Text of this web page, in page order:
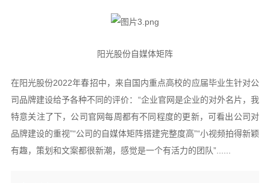
阳光股份自媒体矩阵
在阳光股份2022年春招中，来自国内重点高校的应届毕业生针对公
司品牌建设给予各种不同的评价：“企业官网是企业的对外名片，我
特意关注了下，公司官网每周都有不同程度的更新，可看出公司对
品牌建设的重视”“公司的自媒体矩阵搭建完整度高”“小视频拍得新颖
有趣，策划和文案都很新潮，感觉是一个有活力的团队”......